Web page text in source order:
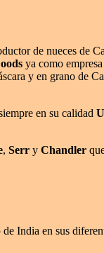
de nueces de
ya como
y en grano de
en su calidad
, Serr y Chandler
India en sus